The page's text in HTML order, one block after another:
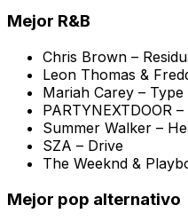
Mejor R&B
Chris Brown –
Leon Thomas &
Mariah Carey – Type
PARTYNEXTDOOR –
Summer Walker –
SZA – Drive
The Weeknd &
Mejor pop alternativo